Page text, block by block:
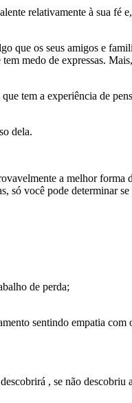
relativamente à sua fé
que os seus amigos e
medo de expressas.
tem a experiência de
dela.
a melhor forma
só você pode determinar
de perda;
sentindo empatia
, se não descobriu